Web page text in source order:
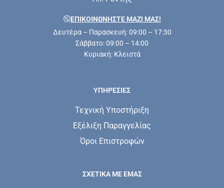
ΕΠΙΚΟΙΝΩΝΗΣΤΕ ΜΑΖΊ ΜΑΣ!
Δευτέρα – Παρασκευή: 09:00 – 17:30
Σάββατο: 09:00 – 14:00
Κυριακή: Κλειστά
ΥΠΗΡΕΣΊΕΣ
Τεχνική Υποστήριξη
Εξέλιξη Παραγγελίας
Όροι Επιστροφών
ΣΧΕΤΙΚΆ ΜΕ ΕΜΆΣ